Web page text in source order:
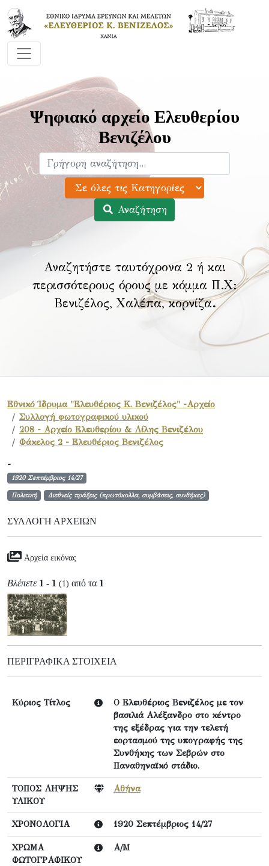
Ψηφιακό αρχείο Ελευθερίου
Βενιζέλου
Αναζήτηση
Αναζητήστε ταυτόχρονα 2 ή και
περισσότερους όρους με κόμμα Π.Χ:
Βενιζέλος, Χαλέπα, κορνίζα.
Εθνικό Ίδρυμα "Ελευθέριος Κ. Βενιζέλος" -Αρχείο
Συλλογή φωτογραφικού υλικού
208 - Αρχείο Ελευθερίου & Λίλης Βενιζέλου
Φάκελος 2 - Ελευθέριος Βενιζέλος
-
1920 Σεπτέμβριος 14/27
Πολιτική Διεθνείς πράξεις (πρωτόκολλα, συμβάσεις, συνθήκες)
ΣΥΛΛΟΓΉ ΑΡΧΕΊΩΝ
Αρχεία εικόνας
Βλέπετε 1 - 1 (1) από τα 1
ΠΕΡΙΓΡΑΦΙΚΆ ΣΤΟΙΧΕΊΑ
Κύριος Τίτλος
Ο Ελευθέριος Βενιζέλος με τον
βασιλιά Αλέξανδρο στο κέντρο
της εξέδρας για την τελετή
εορτασμού της υπογραφής της
Συνθήκης των Σεβρών στο
Παναθηναϊκό στάδιο.
ΤΟΠΟΣ ΛΗΨΗΣ
ΥΛΙΚΟΥ
Αθήνα
ΧΡΟΝΟΛΟΓΙΑ 1920 Σεπτέμβριος 14/27
ΧΡΩΜΑ
ΦΩΤΟΓΡΑΦΙΚΟΥ
Α/Μ